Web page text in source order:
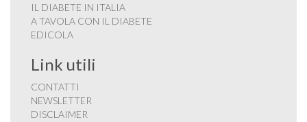
IL DIABETE IN ITALIA
A TAVOLA CON IL DIABETE
EDICOLA
Link utili
CONTATTI
NEWSLETTER
DISCLAIMER